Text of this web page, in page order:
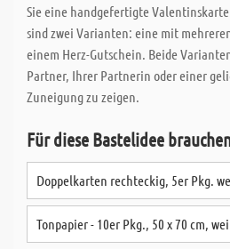
Sie eine handgefertigte
sind zwei Varianten: eine mit
einem Herz-Gutschein. Beide
Partner, Ihrer Partnerin oder einer
Zuneigung zu zeigen.
Für diese Bastelidee
Doppelkarten rechteckig, 5er Pkg.
Tonpapier - 10er Pkg., 50 x 70 cm,